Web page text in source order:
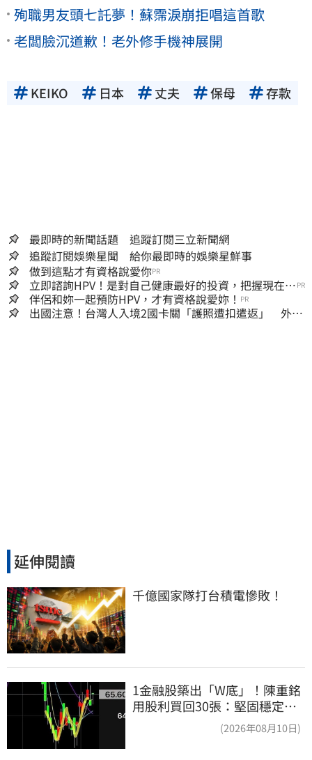
殉職男友頭七託夢！蘇霈淚崩拒唱這首歌
老闆臉沉道歉！老外修手機神展開
KEIKO 日本 丈夫 保母 存款
最即時的新聞話題 追蹤訂閱三立新聞網
追蹤訂閱娛樂星聞 給你最即時的娛樂星鮮事
做到這點才有資格說愛你PR
立即諮詢HPV！是對自己健康最好的投資，把握現在不
嫌晚！
PR
伴侶和妳一起預防HPV，才有資格說愛妳！ PR
出國注意！台灣人入境2國卡關「護照遭扣遣返」 外交
延伸閱讀
千億國家隊打台積電慘敗！
1金融股築出「W底」！陳重銘
用股利買回30張：堅固穩定的
(2026年08月10日)